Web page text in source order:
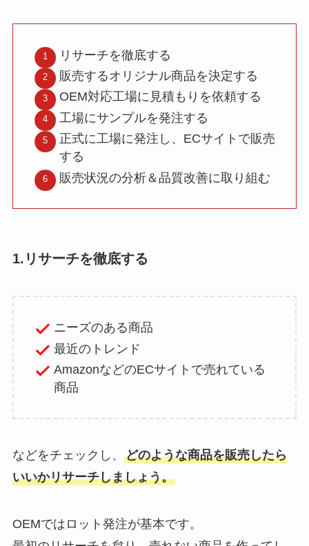
リサーチを徹底する
販売するオリジナル商品を決定する
OEM対応工場に見積もりを依頼する
工場にサンプルを発注する
正式に工場に発注し、ECサイトで販売
する
販売状況の分析＆品質改善に取り組む
1.リサーチを徹底する
ニーズのある商品
最近のトレンド
AmazonなどのECサイトで売れている
商品
などをチェックし、 どのような商品を販売したら
いいかリサーチしましょう。
OEMではロット発注が基本です。